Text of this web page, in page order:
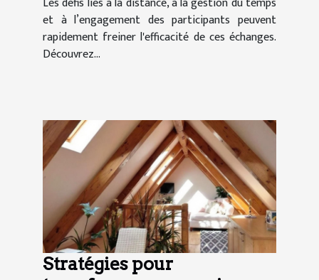
et à l’engagement des participants peuvent
rapidement freiner l'efficacité de ces échanges.
Découvrez...
Stratégies pour